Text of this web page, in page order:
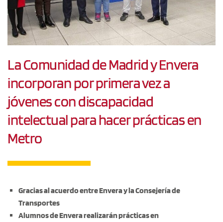
La Comunidad de Madrid y Envera
incorporan por primera vez a
jóvenes con discapacidad
intelectual para hacer prácticas en
Metro
Gracias al acuerdo entre Envera y la Consejería de
Transportes
Alumnos de Envera realizarán prácticas en